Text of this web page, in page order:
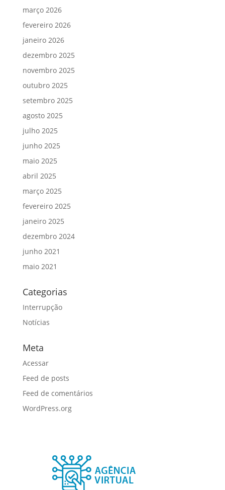
março 2026
fevereiro 2026
janeiro 2026
dezembro 2025
novembro 2025
outubro 2025
setembro 2025
agosto 2025
julho 2025
junho 2025
maio 2025
abril 2025
março 2025
fevereiro 2025
janeiro 2025
dezembro 2024
junho 2021
maio 2021
Categorias
Interrupção
Notícias
Meta
Acessar
Feed de posts
Feed de comentários
WordPress.org